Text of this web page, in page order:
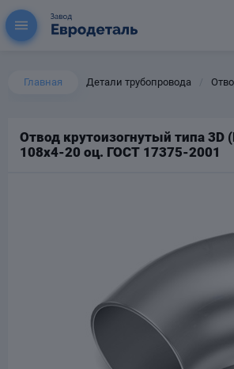
Главная Детали трубопровода
Отвод крутоизогнутый типа 3D
108х4-20 оц. ГОСТ 17375-2001
для труб
Тройники стальные